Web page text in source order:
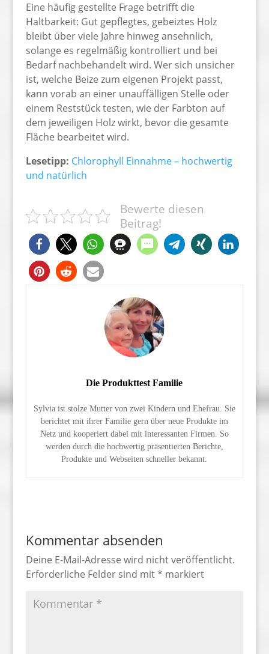
Eine häufig gestellte Frage betrifft die
Haltbarkeit: Gut gepflegtes, gebeiztes Holz
bleibt über viele Jahre hinweg ansehnlich,
solange es regelmäßig kontrolliert und bei
Bedarf nachbehandelt wird. Wer sich unsicher
ist, welche Beize zum eigenen Projekt passt,
kann vorab an einer unauffälligen Stelle oder
einem Reststück testen, wie der Farbton auf
dem jeweiligen Holz wirkt, bevor die gesamte
Fläche bearbeitet wird.
Lesetipp: Chlorophyll Einnahme – hochwertig
und natürlich
Bewerte diesen
Beitrag!
Die Produkttest Familie
Sylvia ist stolze Mutter von zwei Kindern und Ehefrau. Sie
berichtet mit ihrer Familie gern über neue Produkte im
Netz und kooperiert dabei mit interessanten Firmen. So
werden durch die hochwertig präsentierten Berichte,
Produkte und Webseiten schneller bekannt.
Kommentar absenden
Deine E-Mail-Adresse wird nicht veröffentlicht.
Erforderliche Felder sind mit* markiert